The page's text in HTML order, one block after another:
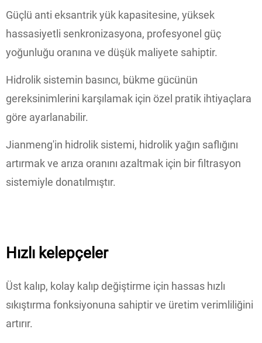
Güçlü anti eksantrik yük kapasitesine, yüksek
hassasiyetli senkronizasyona, profesyonel güç
yoğunluğu oranına ve düşük maliyete sahiptir.
Hidrolik sistemin basıncı, bükme gücünün
gereksinimlerini karşılamak için özel pratik ihtiyaçlara
göre ayarlanabilir.
Jianmeng'in hidrolik sistemi, hidrolik yağın saflığını
artırmak ve arıza oranını azaltmak için bir filtrasyon
sistemiyle donatılmıştır.
Hızlı kelepçeler
Üst kalıp, kolay kalıp değiştirme için hassas hızlı
sıkıştırma fonksiyonuna sahiptir ve üretim verimliliğini
artırır.